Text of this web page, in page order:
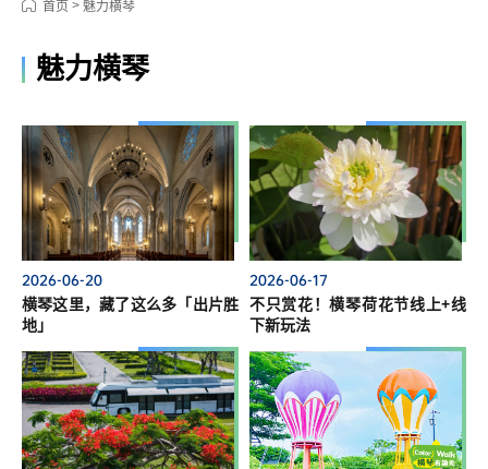
首页 > 魅力横琴
魅力横琴
2026-06-20
横琴这里，藏了这么多「出片胜
地」
2026-06-17
不只赏花！横琴荷花节线上+线
下新玩法